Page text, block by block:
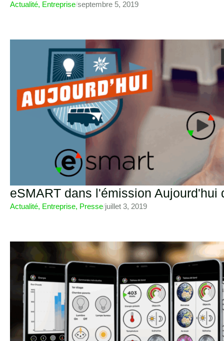
Actualité, Entreprise/septembre 5, 2019
eSMART dans l'émission Aujourd'hui
Actualité, Entreprise, Presse/juillet 3, 2019